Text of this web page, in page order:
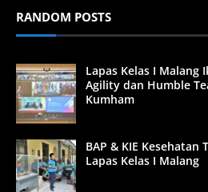
RANDOM POSTS
Lapas Kelas I Malang
Agility dan Humble
Kumham
BAP & KIE Kesehatan
Lapas Kelas I Malang